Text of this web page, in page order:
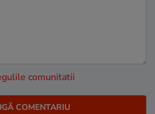
comunitatii